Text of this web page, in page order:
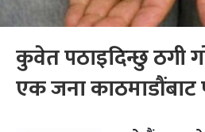
कुवेत पठाइदिन्छु ठगी
एक जना काठमाडौंबाट